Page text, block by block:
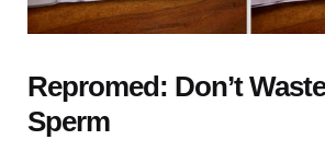
Repromed: Don’t
Sperm